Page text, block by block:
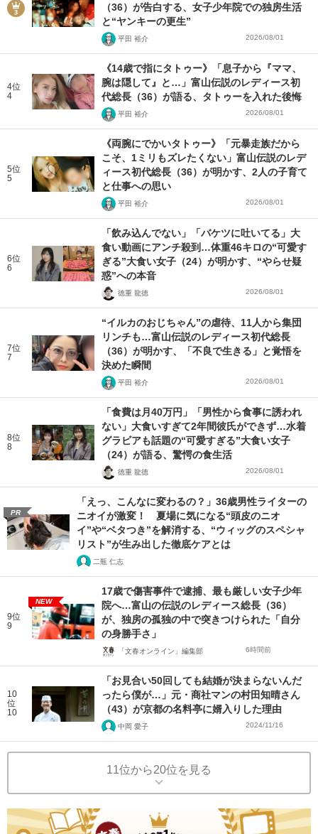
（36）が告白する、女子少年院での独房生活
と“ヤンキーの更生”
平田 裕介 2026/08/01
4位
4
《14歳で指にタトゥー》「息子から『ママ、
腕は隠して』と…」富山伝説のレディース初
代総長（36）が語る、タトゥーを入れた後悔
平田 裕介 2026/08/01
5位
5
《両腕にでかいタトゥー》「元暴走族だから
こそ、1ミリもズレたくない」富山伝説のレデ
ィース初代総長（36）が明かす、2人の子育て
と仕事への思い
平田 裕介 2026/08/01
6位
6
「飲み込んでない」「バケツに吐いてる」大
食い動画にアンチ殺到…体重46キロの“可愛す
ぎる”大食い女子（24）が明かす、“やらせ疑
惑”への本音
徳重 龍徳 2026/08/01
7位
7
“イルカのおじちゃん”の虐待、11人から集団
リンチも…富山伝説のレディース初代総長
（36）が明かす、「不良で生きる」と覚悟を
決めた瞬間
平田 裕介 2026/08/01
8位
8
「食費は月40万円」「男性から食事に誘われ
ない」大食いすぎて2年間彼氏ができず…水着
グラビアも話題の“可愛すぎる”大食い女子
（24）が語る、驚愕の食生活
徳重 龍徳 2026/08/01
PR
「えっ、こんなに変わるの？」36歳男性ライターの
ニオイが激変！ 夏場に気になる“頭皮のニオ
イ”や“ベタつき”を解消する、“ウィッグのスペシャ
リスト”が生み出した徹底ケアとは
二瓶 仁志
9位
9
NEW
17歳で傷害事件で逮捕、最も厳しい女子少年
院へ…富山の伝説のレディース総長（36）
が、独房の孤独の中で突きつけられた「自分
の身勝手さ」
「文春オンライン」編集部 6時間前
10
位
10
「お見合い50回しても結婚が決まらないんだ
ったら僕が…」元・商社マンの村田知晴さん
（43）が京都の名料亭に婿入りした理由
中岡 愛子 2024/11/16
11位から20位を見る